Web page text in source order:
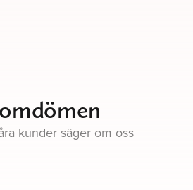
kunder säger om oss